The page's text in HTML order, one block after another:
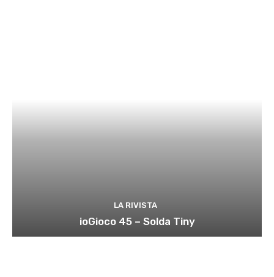
LA RIVISTA
ioGioco 45 – Solda Tiny